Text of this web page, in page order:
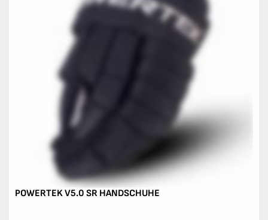
POWERTEK V5.0 SR HANDSCHUHE